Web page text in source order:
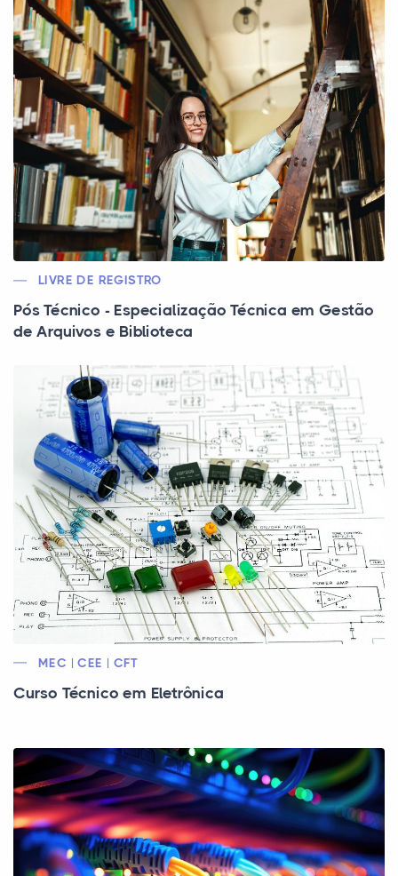
LIVRE DE REGISTRO
Pós Técnico - Especialização Técnica em Gestão
de Arquivos e Biblioteca
MEC | CEE | CFT
Curso Técnico em Eletrônica